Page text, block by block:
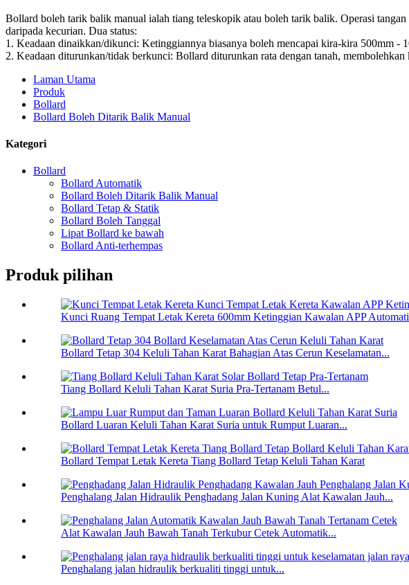
Bollard boleh tarik balik manual ialah tiang teleskopik atau boleh tarik balik. Operasi
daripada kecurian. Dua status:
1. Keadaan dinaikkan/dikunci: Ketinggiannya biasanya boleh mencapai kira-kira 500mm -
2. Keadaan diturunkan/tidak berkunci: Bollard diturunkan rata dengan tanah,
Laman Utama
Produk
Bollard
Bollard Boleh Ditarik Balik Manual
Kategori
Bollard
Bollard Automatik
Bollard Boleh Ditarik Balik Manual
Bollard Tetap & Statik
Bollard Boleh Tanggal
Lipat Bollard ke bawah
Bollard Anti-terhempas
Produk pilihan
Kunci Ruang Tempat Letak Kereta 600mm Ketinggian Kawalan APP
Bollard Tetap 304 Keluli Tahan Karat Bahagian Atas Cerun Keselamatan...
Tiang Bollard Keluli Tahan Karat Suria Pra-Tertanam Betul...
Bollard Luaran Keluli Tahan Karat Suria untuk Rumput Luaran...
Bollard Tempat Letak Kereta Tiang Bollard Tetap Keluli Tahan Karat
Penghalang Jalan Hidraulik Penghadang Jalan Kuning Alat Kawalan Jauh...
Alat Kawalan Jauh Bawah Tanah Terkubur Cetek Automatik...
Penghalang jalan hidraulik berkualiti tinggi untuk...